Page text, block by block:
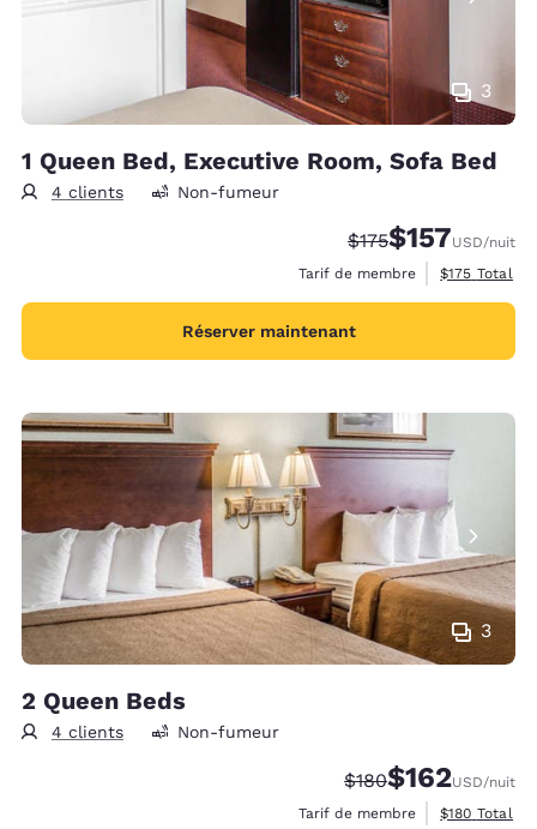
3
1 Queen Bed, Executive Room, Sofa Bed
4 clients Non-fumeur
Tarif barré :
$175Tarif réduit :
$157USD/nuit
Tarif de membre
Afficher les
$175 Total
Réserver maintenant
3
2 Queen Beds
4 clients Non-fumeur
Tarif barré :
$180Tarif réduit :
$162USD/nuit
Tarif de membre
Afficher les
$180 Total